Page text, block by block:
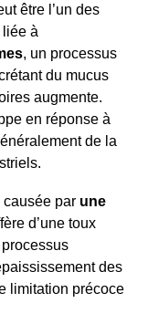
être l’un des
à
, un processus
du mucus
augmente.
en réponse à
de la
causée par une
d’une toux
des
limitation précoce